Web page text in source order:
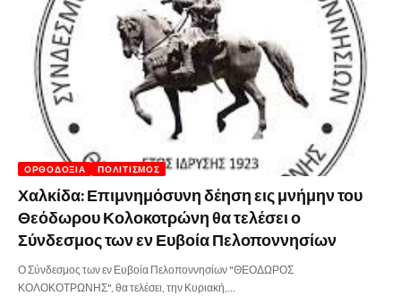
ΟΡΘΟΔΟΞΊΑ ΠΟΛΙΤΙΣΜΌΣ
Χαλκίδα: Επιμνημόσυνη δέηση εις μνήμην του
Θεόδωρου Κολοκοτρώνη θα τελέσει ο
Σύνδεσμος των εν Ευβοία Πελοποννησίων
Ο Σύνδεσμος των εν Ευβοία Πελοποννησίων "ΘΕΟΔΩΡΟΣ
ΚΟΛΟΚΟΤΡΩΝΗΣ", θα τελέσει, την Κυριακή,…